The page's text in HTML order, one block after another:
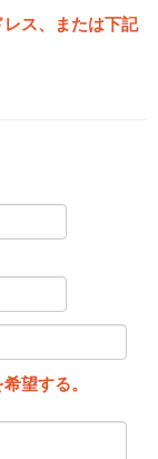
ス、または下記
望する。